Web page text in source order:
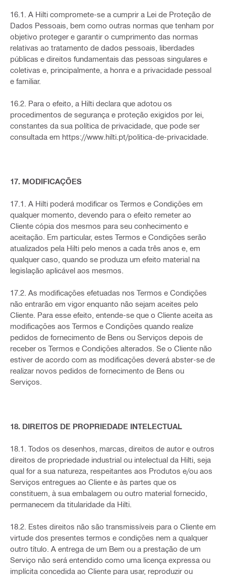
16.1. A Hilti compromete-se a cumprir a Lei de Proteção de
Dados Pessoais, bem como outras normas que tenham por
objetivo proteger e garantir o cumprimento das normas
relativas ao tratamento de dados pessoais, liberdades
públicas e direitos fundamentais das pessoas singulares e
coletivas e, principalmente, a honra e a privacidade pessoal
e familiar.
16.2. Para o efeito, a Hilti declara que adotou os
procedimentos de segurança e proteção exigidos por lei,
constantes da sua política de privacidade, que pode ser
consultada em https://www.hilti.pt/politica-de-privacidade.
17. MODIFICAÇÕES
17.1. A Hilti poderá modificar os Termos e Condições em
qualquer momento, devendo para o efeito remeter ao
Cliente cópia dos mesmos para seu conhecimento e
aceitação. Em particular, estes Termos e Condições serão
atualizados pela Hilti pelo menos a cada três anos e, em
qualquer caso, quando se produza um efeito material na
legislação aplicável aos mesmos.
17.2. As modificações efetuadas nos Termos e Condições
não entrarão em vigor enquanto não sejam aceites pelo
Cliente. Para esse efeito, entende-se que o Cliente aceita as
modificações aos Termos e Condições quando realize
pedidos de fornecimento de Bens ou Serviços depois de
receber os Termos e Condições alterados. Se o Cliente não
estiver de acordo com as modificações deverá abster-se de
realizar novos pedidos de fornecimento de Bens ou
Serviços.
18. DIREITOS DE PROPRIEDADE INTELECTUAL
18.1. Todos os desenhos, marcas, direitos de autor e outros
direitos de propriedade industrial ou intelectual da Hilti, seja
qual for a sua natureza, respeitantes aos Produtos e/ou aos
Serviços entregues ao Cliente e às partes que os
constituem, à sua embalagem ou outro material fornecido,
permanecem da titularidade da Hilti.
18.2. Estes direitos não são transmissíveis para o Cliente em
virtude dos presentes termos e condições nem a qualquer
outro título. A entrega de um Bem ou a prestação de um
Serviço não será entendido como uma licença expressa ou
implícita concedida ao Cliente para usar, reproduzir ou